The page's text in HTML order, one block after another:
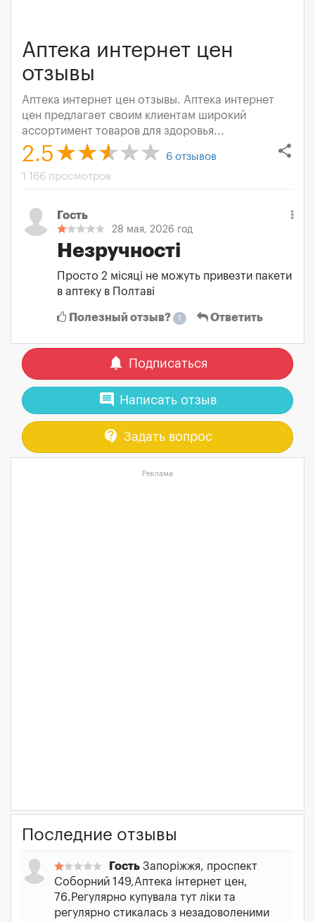
Аптека интернет цен
отзывы
Аптека интернет цен отзывы. Аптека интернет
цен предлагает своим клиентам широкий
ассортимент товаров для здоровья...
share
2.5 6 отзывов
1 166 просмотров
Гость
28 мая, 2026 год
Незручності
Просто 2 місяці не можуть привезти пакети
в аптеку в Полтаві
Полезный отзыв? 1 Ответить
notifications Подписаться
comment Написать отзыв
contact_support Задать вопрос
Реклама
Последние отзывы
Гость Запоріжжя, проспект
Соборний 149,Аптека інтернет цен,
76.Регулярно купувала тут ліки та
регулярно стикалась з незадоволеними